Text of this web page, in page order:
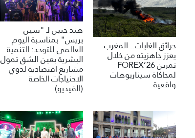
حرائق الغابات.. المغرب
يعزز جاهزيته من خلال
تمرين FOREX’26
لمحاكاة سيناريوهات
واقعية
هند حنين لـ "سين
بريس" بمناسبة اليوم
العالمي للتوحد: التنمية
البشرية بعين الشق تمول
مشاريع اقتصادية لذوي
الاحنياجات الخاصة
(الفيديو)